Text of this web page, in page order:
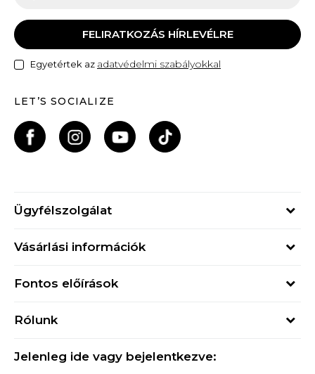
FELIRATKOZÁS HÍRLEVÉLRE
Egyetértek az adatvédelmi szabályokkal
LET’S SOCIALIZE
Ügyfélszolgálat
online@buzzsneakers.hu
Vásárlási információk
Visszatérítések
Ajándékkártya
Fontos előírások
Sport & Bonus szabályzata
Rólunk
Buzz márkák
Jelenleg ide vagy bejelentkezve: